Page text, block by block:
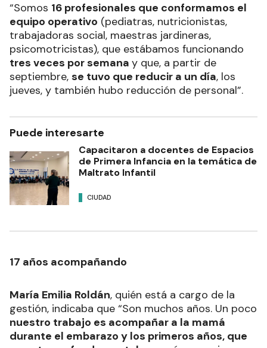
“Somos 16 profesionales que conformamos el
equipo operativo (pediatras, nutricionistas,
trabajadoras social, maestras jardineras,
psicomotricistas), que estábamos funcionando
tres veces por semana y que, a partir de
septiembre, se tuvo que reducir a un día, los
jueves, y también hubo reducción de personal”.
Puede interesarte
Capacitaron a docentes de Espacios
de Primera Infancia en la temática de
Maltrato Infantil
CIUDAD
17 años acompañando
María Emilia Roldán, quién está a cargo de la
gestión, indicaba que “Son muchos años. Un poco
nuestro trabajo es acompañar a la mamá
durante el embarazo y los primeros años, que